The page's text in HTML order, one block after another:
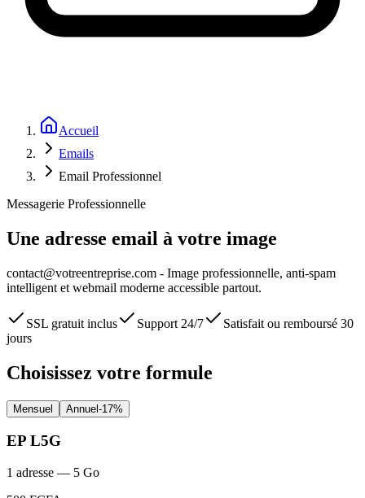
Accueil
Emails
Email Professionnel
Messagerie Professionnelle
Une adresse email à votre image
contact@votreentreprise.com - Image professionnelle, anti-spam
intelligent et webmail moderne accessible partout.
SSL gratuit inclus Support 24/7
Satisfait ou remboursé 30
jours
Choisissez votre formule
Mensuel Annuel-17%
EP L5G
1 adresse — 5 Go